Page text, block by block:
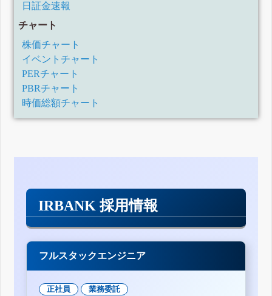
日証金速報
チャート
株価チャート
イベントチャート
PERチャート
PBRチャート
時価総額チャート
IRBANK 採用情報
フルスタックエンジニア
正社員 業務委託